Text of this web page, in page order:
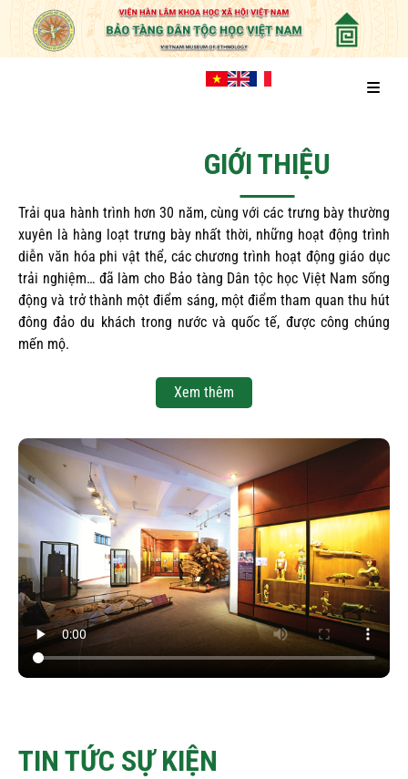
GIỚI THIỆU
Trải qua hành trình hơn 30 năm, cùng với các trưng bày thường
xuyên là hàng loạt trưng bày nhất thời, những hoạt động trình
diễn văn hóa phi vật thể, các chương trình hoạt động giáo dục
trải nghiệm… đã làm cho Bảo tàng Dân tộc học Việt Nam sống
động và trở thành một điểm sáng, một điểm tham quan thu hút
đông đảo du khách trong nước và quốc tế, được công chúng
mến mộ.
Xem thêm
TIN TỨC SỰ KIỆN